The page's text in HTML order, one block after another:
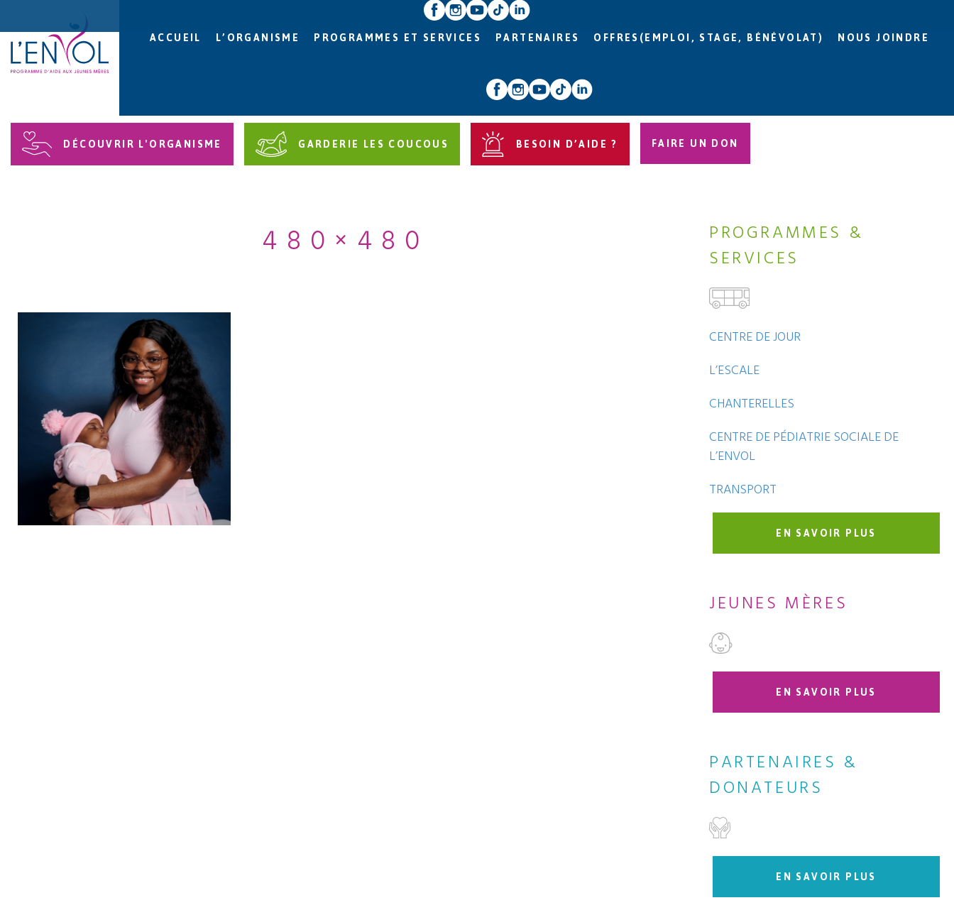
ACCUEIL L’ORGANISME PROGRAMMES ET SERVICES PARTENAIRES OFFRES(EMPLOI, STAGE, BÉNÉVOLAT) NOUS JOINDRE
DÉCOUVRIR L'ORGANISME GARDERIE LES COUCOUS BESOIN D’AIDE ? FAIRE UN DON
480×480
PROGRAMMES &
SERVICES
CENTRE DE JOUR
L’ESCALE
CHANTERELLES
CENTRE DE PÉDIATRIE SOCIALE DE
L’ENVOL
TRANSPORT
EN SAVOIR PLUS
JEUNES MÈRES
EN SAVOIR PLUS
PARTENAIRES &
DONATEURS
EN SAVOIR PLUS